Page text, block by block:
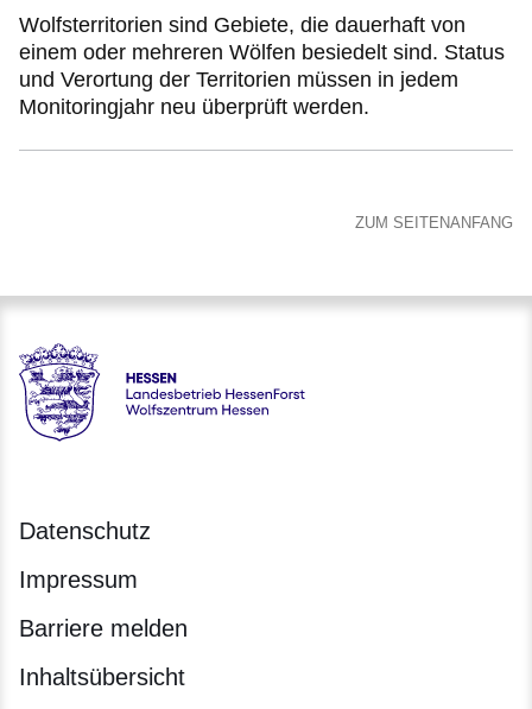
Wolfsterritorien sind Gebiete, die dauerhaft von
einem oder mehreren Wölfen besiedelt sind. Status
und Verortung der Territorien müssen in jedem
Monitoringjahr neu überprüft werden.
ZUM SEITENANFANG
Hessen - Landesbetrieb HessenForst - Wolfszentrum
Datenschutz
Impressum
Barriere melden
Inhaltsübersicht